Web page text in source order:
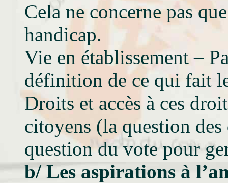
Cela ne concerne pas
handicap.
Vie en établissement –
définition de ce qui fait
Droits et accès à ces
citoyens (la question
question du vote pour
b/ Les aspirations à